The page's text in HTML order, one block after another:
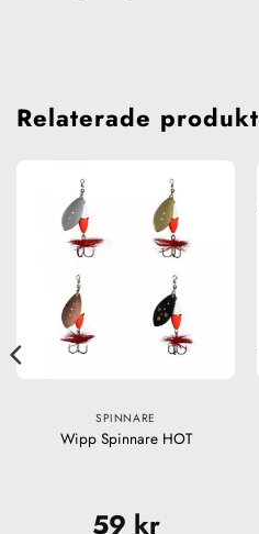
Relaterade
SPINNARE
Wipp Spinnare HOT
59 kr